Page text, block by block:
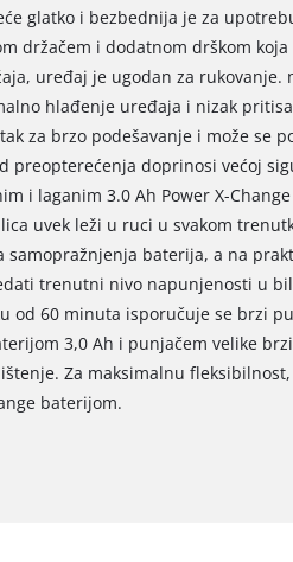
je vaša saglasnost za
Google Maps usluge !
glatko i bezbednija je za
držačem i dodatnom drškom
uređaj je ugodan za
hlađenje uređaja i nizak
za brzo podešavanje i može se
preopterećenja doprinosi većoj
i laganim 3.0 Ah Power X-
uvek leži u ruci u svakom
samopražnjenja baterija, a na
trenutni nivo napunjenosti u
od 60 minuta isporučuje se brzi
3,0 Ah i punjačem velike
Za maksimalnu
baterijom.